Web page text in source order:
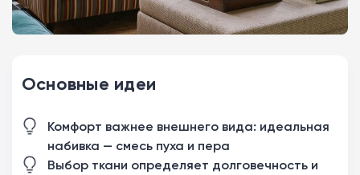
Основные идеи
Комфорт важнее внешнего вида: идеальная
набивка — смесь пуха и пера
Выбор ткани определяет долговечность и